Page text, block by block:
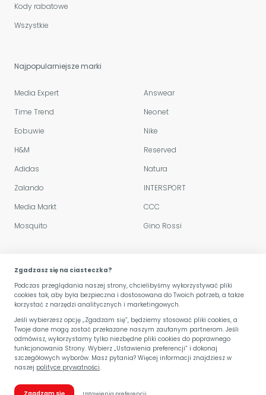
Kody rabatowe
Wszystkie
Najpopularniejsze marki
Media Expert
Time Trend
Eobuwie
H&M
Adidas
Zalando
Media Markt
Mosquito
Answear
Neonet
Nike
Reserved
Natura
INTERSPORT
CCC
Gino Rossi
Polityka sklepu
Regulamin serwisu
Kariera
© Copyright Dużerabaty 2026
Zgadzasz się na ciasteczka?
Podczas przeglądania naszej strony, chcielibyśmy wykorzystywać pliki
cookies tak, aby była bezpieczna i dostosowana do Twoich potrzeb, a także
korzystać z narzędzi analitycznych i marketingowych.
Jeśli wybierzesz opcję „Zgadzam się”, będziemy stosować pliki cookies, a
Twoje dane mogą zostać przekazane naszym zaufanym partnerom. Jeśli
odmówisz, wykorzystamy tylko niezbędne pliki cookies do poprawnego
funkcjonowania Strony. Wybierz „Ustawienia preferencji” i dokonaj
szczegółowych wyborów. Masz pytania? Więcej informacji znajdziesz w
naszej polityce prywatności.